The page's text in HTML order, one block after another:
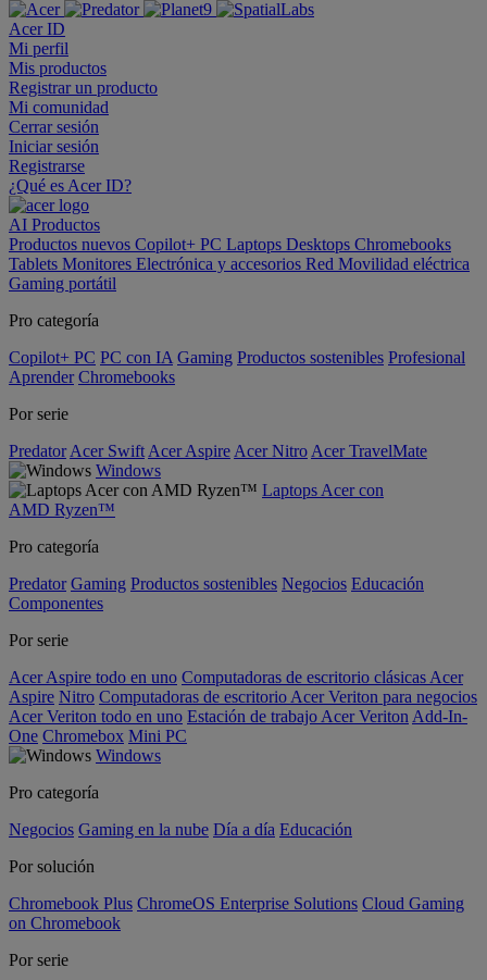
Acer ID
Mi perfil
Mis productos
Registrar un producto
Mi comunidad
Cerrar sesión
Iniciar sesión
Registrarse
¿Qué es Acer ID?
AI Productos
Productos nuevos Copilot+ PC Laptops Desktops Chromebooks
Tablets Monitores Electrónica y accesorios Red Movilidad eléctrica
Gaming portátil
Pro categoría
Copilot+ PC PC con IA Gaming Productos sostenibles Profesional
Aprender Chromebooks
Por serie
Predator Acer Swift Acer Aspire Acer Nitro Acer TravelMate
Windows
Laptops Acer con
AMD Ryzen™
Pro categoría
Predator Gaming Productos sostenibles Negocios Educación
Componentes
Por serie
Acer Aspire todo en uno Computadoras de escritorio clásicas Acer
Aspire Nitro Computadoras de escritorio Acer Veriton para negocios
Acer Veriton todo en uno Estación de trabajo Acer Veriton Add-In-
One Chromebox Mini PC
Windows
Pro categoría
Negocios Gaming en la nube Día a día Educación
Por solución
Chromebook Plus ChromeOS Enterprise Solutions Cloud Gaming
on Chromebook
Por serie